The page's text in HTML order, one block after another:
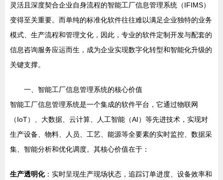
灵活且深度契合企业自身流程的智能工厂信息管理系统（IFIMS）
变得至关重要。而单纯的标准化软件往往难以满足企业独特的业务
模式、生产流程和管理文化，因此，专业的软件定制开发与配套的
信息咨询服务应运而生，成为企业实现数字化转型和智能化升级的
关键支撑。
一、智能工厂信息管理系统的核心价值
智能工厂信息管理系统是一个集成的软件平台，它通过物联网
（IoT）、大数据、云计算、人工智能（AI）等先进技术，实现对
生产设备、物料、人员、工艺、能源等全要素的实时监控、数据采
集、智能分析和优化调度。其核心价值在于：
生产透明化：实时呈现生产现场状态，追踪订单进度、设备效率和